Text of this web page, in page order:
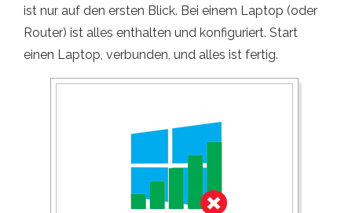
ist nur auf den ersten Blick. Bei einem Laptop (oder
Router) ist alles enthalten und konfiguriert. Start
einen Laptop, verbunden, und alles ist fertig.